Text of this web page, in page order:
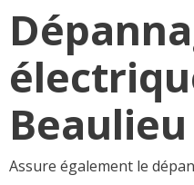
Beaulieu
Assure également le